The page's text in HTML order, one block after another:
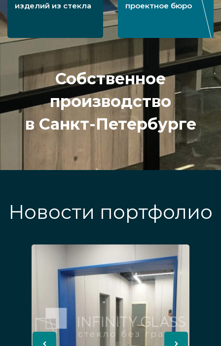
изделий из стекла
проектное бюро
Собственное
производство
в Санкт-Петербурге
Новости портфолио